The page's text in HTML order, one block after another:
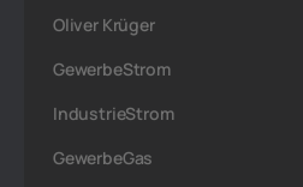
Oliver Krüger
GewerbeStrom
IndustrieStrom
GewerbeGas